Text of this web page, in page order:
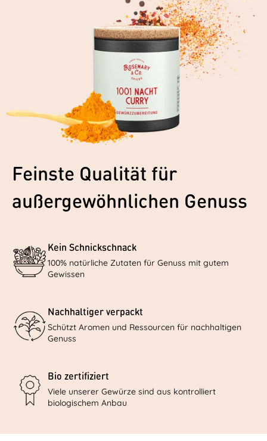
Feinste Qualität für
außergewöhnlichen Genuss
Kein Schnickschnack
100% natürliche Zutaten für Genuss mit gutem
Gewissen
Nachhaltiger verpackt
Schützt Aromen und Ressourcen für nachhaltigen
Genuss
Bio zertifiziert
Viele unserer Gewürze sind aus kontrolliert
biologischem Anbau